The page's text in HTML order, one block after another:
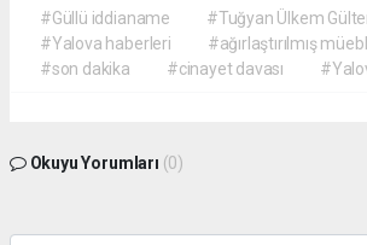
#Güllü iddianame
#Tuğyan Ülkem
#Yalova haberleri
#ağırlaştırılmış
#son dakika
#cinayet davası
Okuyu Yorumları (0)